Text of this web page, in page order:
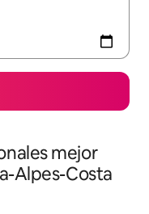
mejor
Alpes-Costa